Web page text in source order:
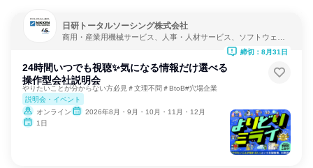
日研トータルソーシング株式会社
商用・産業用機械サービス、人事・人材サービス、ソフトウェア
24時間いつでも視聴✨気になる情報だけ選べる
操作型会社説明会
やりたいことが分からない方必見＃文理不問＃BtoB#穴場企業
説明会・イベント
オンライン
2026年8月・9月・10月・11月・12月
1日
締切：8月31日